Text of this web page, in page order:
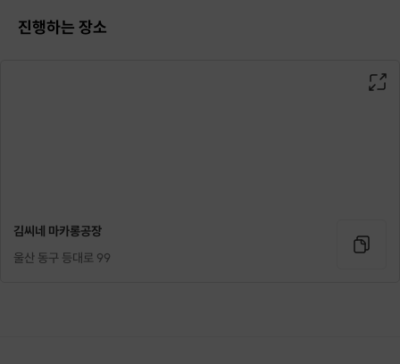
진행하는 장소
김씨네 마카롱공장
울산 동구 등대로 99